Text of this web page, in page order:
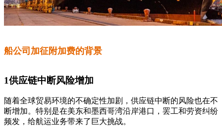
船公司加征附加费的背景
1供应链中断风险增加
随着全球贸易环境的不确定性加剧，供应链中断的风险也在不
断增加。特别是在美东和墨西哥湾沿岸港口，罢工和劳资纠纷
频发，给航运业务带来了巨大挑战。